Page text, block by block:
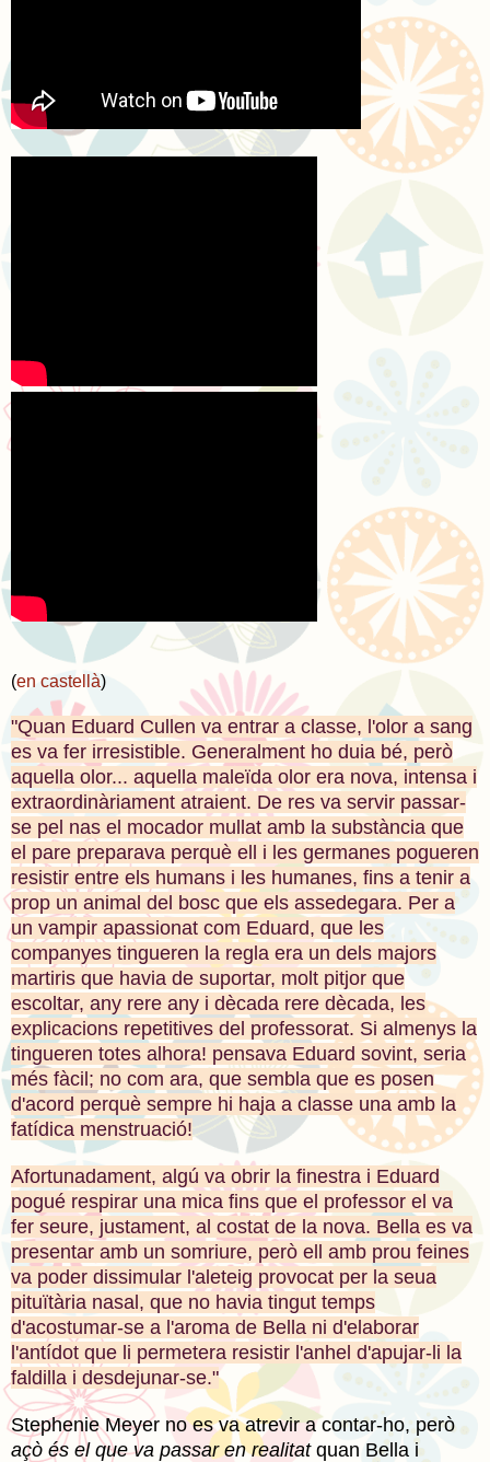
(en castellà)
"Quan Eduard Cullen va entrar a classe, l'olor a sang
es va fer irresistible. Generalment ho duia bé, però
aquella olor... aquella maleïda olor era nova, intensa i
extraordinàriament atraient. De res va servir passar-
se pel nas el mocador mullat amb la substància que
el pare preparava perquè ell i les germanes pogueren
resistir entre els humans i les humanes, fins a tenir a
prop un animal del bosc que els assedegara. Per a
un vampir apassionat com Eduard, que les
companyes tingueren la regla era un dels majors
martiris que havia de suportar, molt pitjor que
escoltar, any rere any i dècada rere dècada, les
explicacions repetitives del professorat. Si almenys la
tingueren totes alhora! pensava Eduard sovint, seria
més fàcil; no com ara, que sembla que es posen
d'acord perquè sempre hi haja a classe una amb la
fatídica menstruació!
Afortunadament, algú va obrir la finestra i Eduard
pogué respirar una mica fins que el professor el va
fer seure, justament, al costat de la nova. Bella es va
presentar amb un somriure, però ell amb prou feines
va poder dissimular l'aleteig provocat per la seua
pituïtària nasal, que no havia tingut temps
d'acostumar-se a l'aroma de Bella ni d'elaborar
l'antídot que li permetera resistir l'anhel d'apujar-li la
faldilla i desdejunar-se."
Stephenie Meyer no es va atrevir a contar-ho, però
açò és el que va passar en realitatquan Bella i